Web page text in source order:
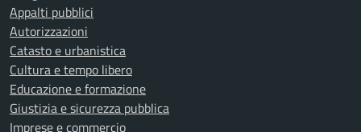
Appalti pubblici
Autorizzazioni
Catasto e urbanistica
Cultura e tempo libero
Educazione e formazione
Giustizia e sicurezza pubblica
Imprese e commercio